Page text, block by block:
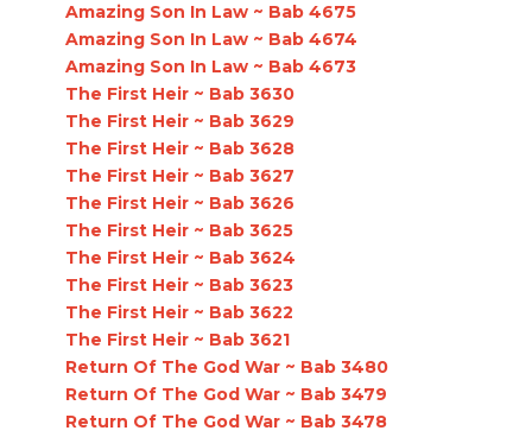
Amazing Son In Law ~ Bab 4675
Amazing Son In Law ~ Bab 4674
Amazing Son In Law ~ Bab 4673
The First Heir ~ Bab 3630
The First Heir ~ Bab 3629
The First Heir ~ Bab 3628
The First Heir ~ Bab 3627
The First Heir ~ Bab 3626
The First Heir ~ Bab 3625
The First Heir ~ Bab 3624
The First Heir ~ Bab 3623
The First Heir ~ Bab 3622
The First Heir ~ Bab 3621
Return Of The God War ~ Bab 3480
Return Of The God War ~ Bab 3479
Return Of The God War ~ Bab 3478